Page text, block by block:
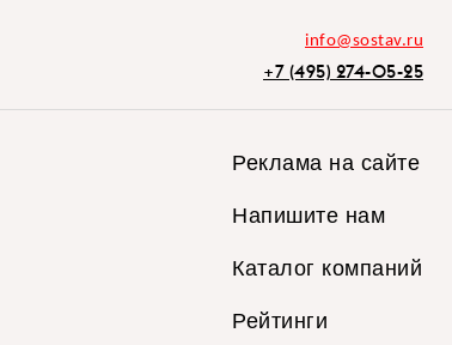
info@sostav.ru
+7 (495) 274-05-25
Реклама на сайте
Напишите нам
Каталог компаний
Рейтинги